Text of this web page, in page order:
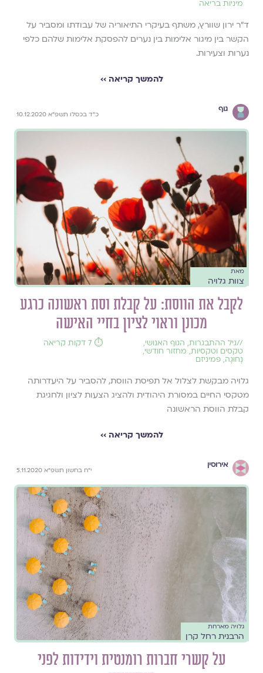
מיניות בריאה
ד"ר ירון שוורץ, משתף בעיקרי התיאוריה של עבודתו ומסביר על
הקשר בין מיגור אלימות בין נערים להפסקת אלימות שלהם כלפי
נערות וצעירות.
להמשך קריאה ››
גוף
כ״ד בכסלו תשפ״א 10.12.2020
מאת
צוות גלויה
לקבל את הווסת: על קבלת וסת ראשונה כרגע
מכונן וראוי לציון בחיי האישה
//גיל ההתבגרות, הגוף האנושי,
טקסים וטקסיות, מחזור חודשי,
נָחוּגָה, פמיניזם
⏱️ 7 דקות קריאה
גלויה מבקשת לצלול אל תפיסת הווסת, להסביר על היעדרותה
מטקסי החיים במסורת היהודית ולהציג הצעות לציון ולחגיגת
קבלת הווסת הראשונה
להמשך קריאה ››
אירוסין
י״ח בחשון תשפ״א 5.11.2020
גלויה מארחת
הרבנית רחל קרן
על קשרי חברות רומנטית וידידות לפני